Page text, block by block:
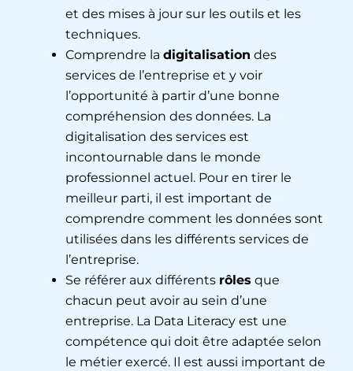
et des mises à jour sur les outils et les
techniques.
Comprendre la digitalisation des
services de l’entreprise et y voir
l’opportunité à partir d’une bonne
compréhension des données. La
digitalisation des services est
incontournable dans le monde
professionnel actuel. Pour en tirer le
meilleur parti, il est important de
comprendre comment les données sont
utilisées dans les différents services de
l’entreprise.
Se référer aux différents rôles que
chacun peut avoir au sein d’une
entreprise. La Data Literacy est une
compétence qui doit être adaptée selon
le métier exercé. Il est aussi important de